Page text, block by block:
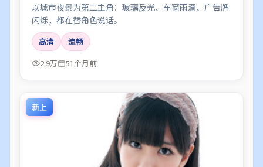
以城市夜景为第二主角：玻璃反光、车窗雨滴、广告牌
闪烁，都在替角色说话。
高清
流畅
2.9万
51个月前
新上